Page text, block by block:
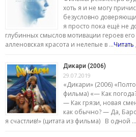
хоть я и не могу
безусловно
я просто пока ещё не
глубинных смыслов мотивации героев его
алленовская красота и нелепые в …Читать
Дикари (2006)
29.07.2019
«Дикари» (2006)
фильма) «— Как
— Как грязи, новая
как обычно? — Да,
я счастлив!» (цитата из фильма) В одной …